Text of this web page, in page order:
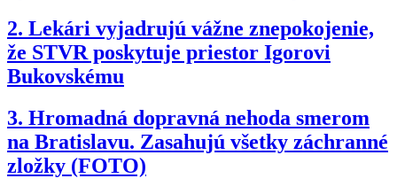
2. Lekári vyjadrujú vážne znepokojenie,
že STVR poskytuje priestor Igorovi
Bukovskému
3. Hromadná dopravná nehoda smerom
na Bratislavu. Zasahujú všetky záchranné
zložky (FOTO)